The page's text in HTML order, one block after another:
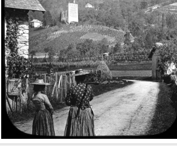
Allevard, 1962)
2019.0.286